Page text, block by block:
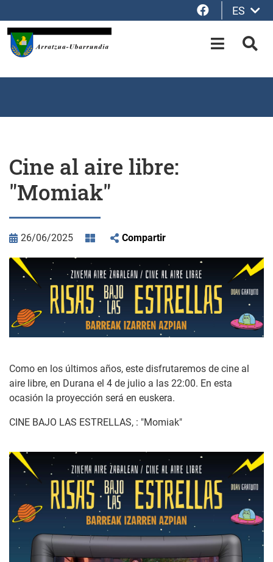
Facebook
ES
OPEN-
Cine al aire libre:
"Momiak"
26/06/2025 Compartir
Como en los últimos años, este disfrutaremos de cine al
aire libre, en Durana el 4 de julio a las 22:00. En esta
ocasión la proyección será en euskera.
CINE BAJO LAS ESTRELLAS, : "Momiak"